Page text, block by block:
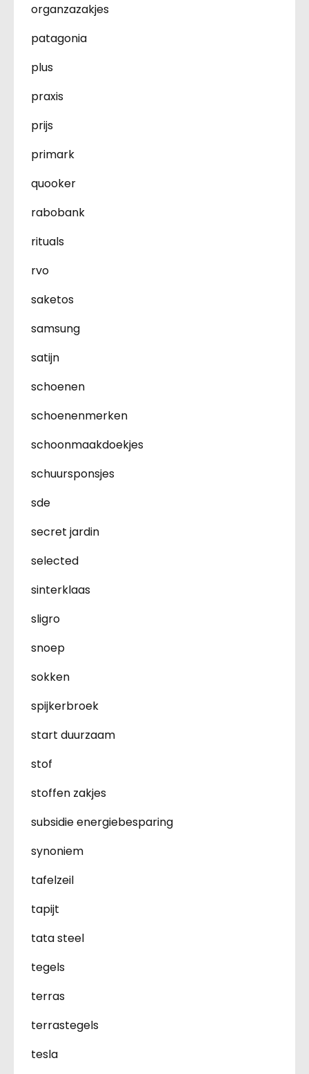
organzazakjes
patagonia
plus
praxis
prijs
primark
quooker
rabobank
rituals
rvo
saketos
samsung
satijn
schoenen
schoenenmerken
schoonmaakdoekjes
schuursponsjes
sde
secret jardin
selected
sinterklaas
sligro
snoep
sokken
spijkerbroek
start duurzaam
stof
stoffen zakjes
subsidie energiebesparing
synoniem
tafelzeil
tapijt
tata steel
tegels
terras
terrastegels
tesla